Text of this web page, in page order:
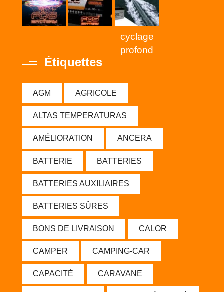
cyclage
profond
Étiquettes
AGM AGRICOLE
ALTAS TEMPERATURAS
AMÉLIORATION ANCERA
BATTERIE BATTERIES
BATTERIES AUXILIAIRES
BATTERIES SÛRES
BONS DE LIVRAISON CALOR
CAMPER CAMPING-CAR
CAPACITÉ CARAVANE